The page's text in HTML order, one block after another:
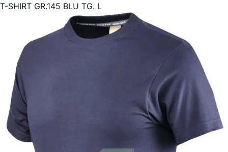
T-SHIRT GR.145 BLU TG. L